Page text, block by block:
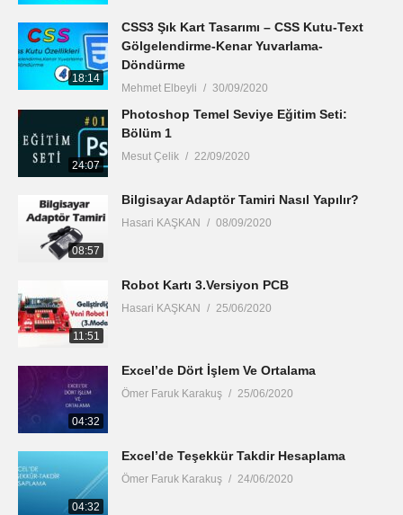
18:14
CSS3 Şık Kart Tasarımı – CSS Kutu-Text
Gölgelendirme-Kenar Yuvarlama-
Döndürme
Mehmet Elbeyli 30/09/2020
24:07
Photoshop Temel Seviye Eğitim Seti:
Bölüm 1
Mesut Çelik 22/09/2020
08:57
Bilgisayar Adaptör Tamiri Nasıl Yapılır?
Hasari KAŞKAN 08/09/2020
11:51
Robot Kartı 3.Versiyon PCB
Hasari KAŞKAN 25/06/2020
04:32
Excel’de Dört İşlem Ve Ortalama
Ömer Faruk Karakuş 25/06/2020
04:32
Excel’de Teşekkür Takdir Hesaplama
Ömer Faruk Karakuş 24/06/2020